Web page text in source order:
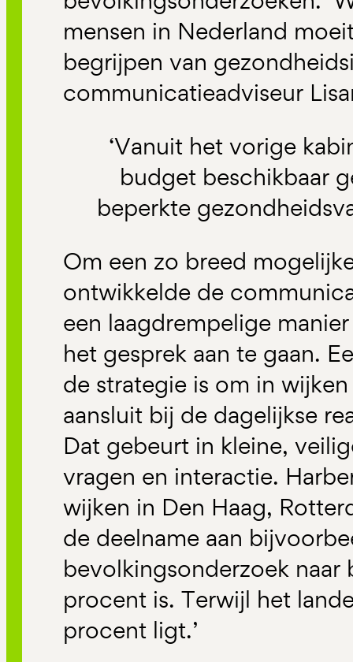
mensen in Nederland
begrijpen van
communicatieadviseur
‘Vanuit het vorige
budget beschikbaar
beperkte
Om een zo breed
ontwikkelde de
een laagdrempelige
het gesprek aan te gaan.
de strategie is om in
aansluit bij de dagelijkse
Dat gebeurt in kleine,
vragen en interactie.
wijken in Den Haag,
de deelname aan
bevolkingsonderzoek naar
procent is. Terwijl het
procent ligt.’